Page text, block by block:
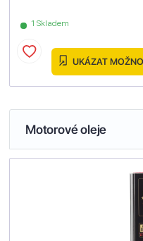
1 Skladem
UKÁZAT
Motorové oleje